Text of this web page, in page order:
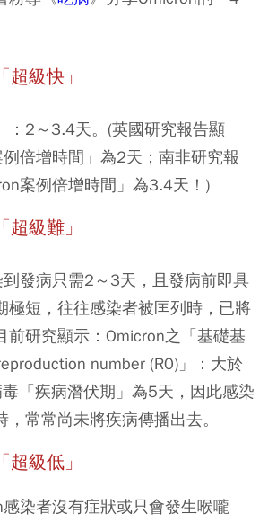
級快」
：2～3.4天。(英國研究報告顯
倍增時間」為2天；南非研究報
案例倍增時間」為3.4天！)
級難」
發病只需2～3天，且發病前即具
極短，往往感染者被匡列時，已將
前研究顯示：Omicron之「基礎基
number (R0)」：大於
「疾病潛伏期」為5天，因此感染
常常尚未將疾病傳播出去。
級低」
染者沒有症狀或只會發生喉嚨